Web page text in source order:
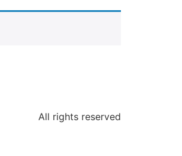
All rights reserved